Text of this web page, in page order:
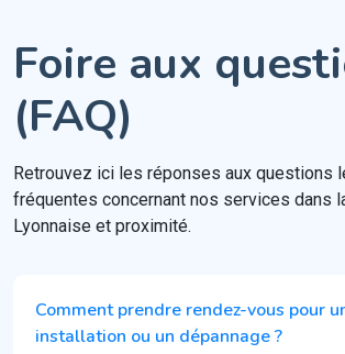
Foire aux
(FAQ)
Retrouvez ici les réponses aux questions
fréquentes concernant nos services dans
Lyonnaise et proximité.
Comment prendre rendez-vous pour
installation ou un dépannage ?